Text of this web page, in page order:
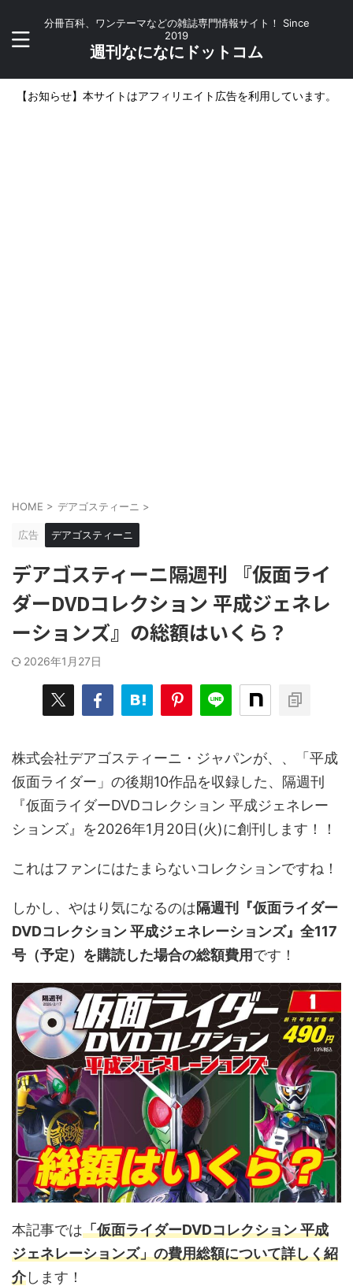
分冊百科、ワンテーマなどの雑誌専門情報サイト！ Since
2019
週刊なになにドットコム
【お知らせ】本サイトはアフィリエイト広告を利用しています。
HOME > デアゴスティーニ >
広告 デアゴスティーニ
デアゴスティーニ隔週刊 『仮面ライ
ダーDVDコレクション 平成ジェネレ
ーションズ』の総額はいくら？
2026年1月27日
株式会社デアゴスティーニ・ジャパンが、、「平成
仮面ライダー」の後期10作品を収録した、隔週刊
『仮面ライダーDVDコレクション 平成ジェネレー
ションズ』を2026年1月20日(火)に創刊します！！
これはファンにはたまらないコレクションですね！
しかし、やはり気になるのは隔週刊『仮面ライダー
DVDコレクション 平成ジェネレーションズ』全117
号（予定）を購読した場合の総額費用です！
本記事では「仮面ライダーDVDコレクション 平成
ジェネレーションズ」の費用総額について詳しく紹
介します！